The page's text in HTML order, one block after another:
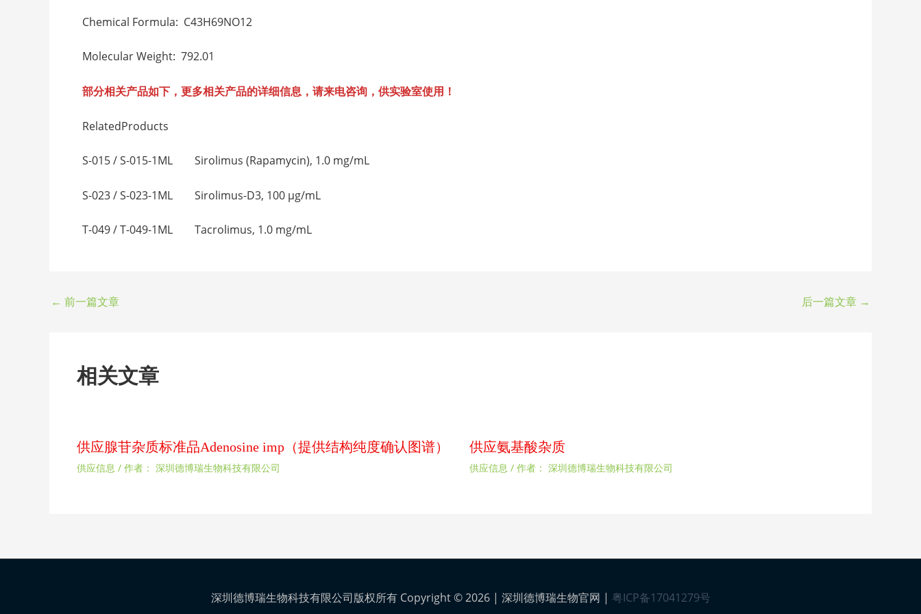
Chemical Formula: C43H69NO12
Molecular Weight: 792.01
部分相关产品如下，更多相关产品的详细信息，请来电咨询，供实验室使用！
RelatedProducts
S-015 / S-015-1ML Sirolimus (Rapamycin), 1.0 mg/mL
S-023 / S-023-1ML Sirolimus-D3, 100 μg/mL
T-049 / T-049-1ML Tacrolimus, 1.0 mg/mL
← 前一篇文章 后一篇文章 →
相关文章
供应腺苷杂质标准品Adenosine imp（提供结构纯度确认图谱）
供应信息 / 作者： 深圳德博瑞生物科技有限公司
供应氨基酸杂质
供应信息 / 作者： 深圳德博瑞生物科技有限公司
深圳德博瑞生物科技有限公司版权所有 Copyright © 2026 | 深圳德博瑞生物官网 | 粤ICP备17041279号